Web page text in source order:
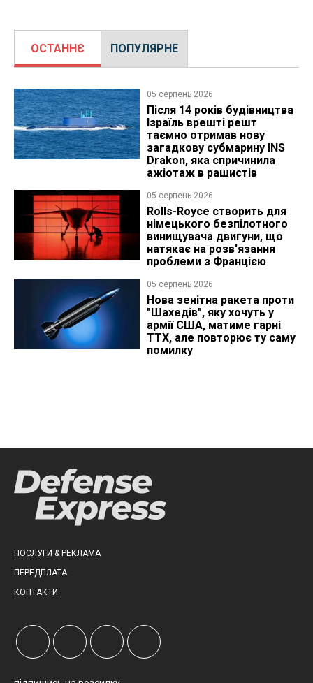
ОСТАННЄ ПОПУЛЯРНЕ
05 серпень 2026
Після 14 років будівництва
Ізраїль врешті решт
таємно отримав нову
загадкову субмарину INS
Drakon, яка спричинила
ажіотаж в рашистів
05 серпень 2026
Rolls-Royce створить для
німецького безпілотного
винищувача двигуни, що
натякає на розв'язання
проблеми з Францією
05 серпень 2026
Нова зенітна ракета проти
"Шахедів", яку хочуть у
армії США, матиме гарні
ТТХ, але повторює ту саму
помилку
ПОСЛУГИ & РЕКЛАМА
ПЕРЕДПЛАТА
КОНТАКТИ